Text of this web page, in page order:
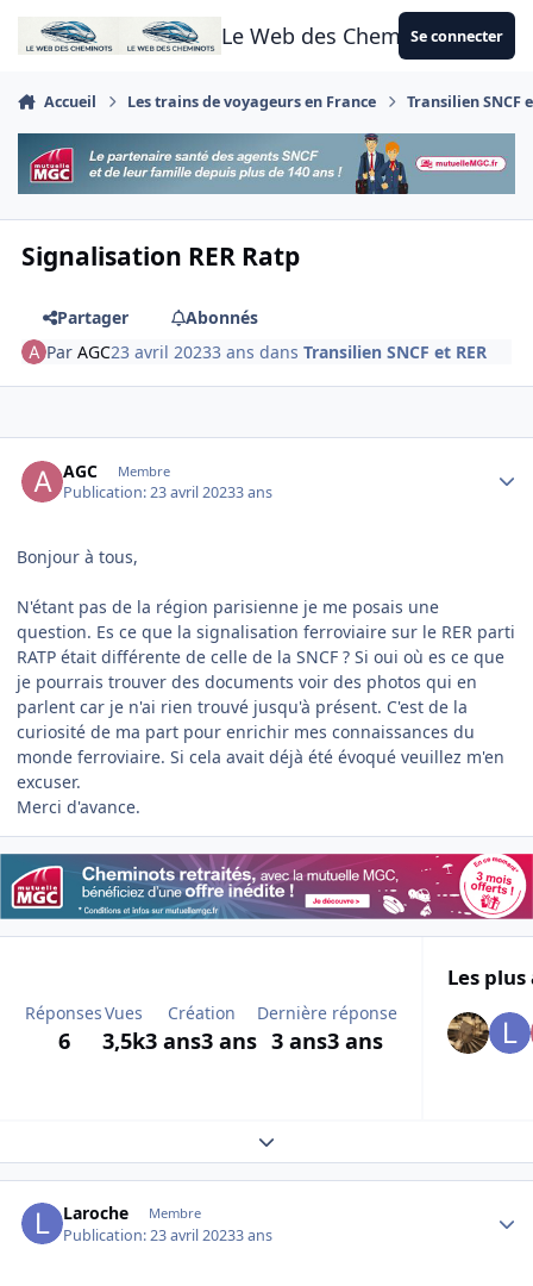
Aller au contenu
Le Web des CheminotsSe connecter
Accueil Les trains de voyageurs en France Transilien SNCF
Signalisation RER Ratp
Partager
Abonnés
ParAGC23 avril 20233 ans dansTransilien SNCF et RER
AGC Membre
Publication:23 avril 20233 ans
Bonjour à tous,
N'étant pas de la région parisienne je me posais une
question. Es ce que la signalisation ferroviaire sur le RER parti
RATP était différente de celle de la SNCF ? Si oui où es ce que
je pourrais trouver des documents voir des photos qui en
parlent car je n'ai rien trouvé jusqu'à présent. C'est de la
curiosité de ma part pour enrichir mes connaissances du
monde ferroviaire. Si cela avait déjà été évoqué veuillez m'en
excuser.
Merci d'avance.
Réponses
6
Vues
3,5k
Création
3 ans3 ans
Dernière réponse
3 ans3 ans
Les
Expand topic overview
Laroche Membre
Publication:23 avril 20233 ans